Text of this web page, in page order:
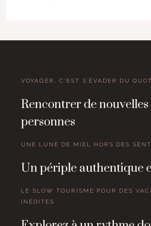
VOYAGER, C’EST S’ÉVADER DU
Rencontrer de nouvelles
personnes
UNE LUNE DE MIEL HORS DES
Un périple authentique
LE SLOW TOURISME POUR DES
INÉDITES